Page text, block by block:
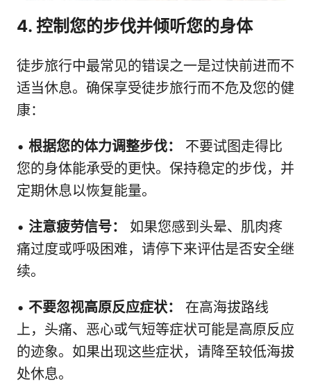
4. 控制您的步伐并倾听您的身体
徒步旅行中最常见的错误之一是过快前进而不
适当休息。确保享受徒步旅行而不危及您的健
康：
• 根据您的体力调整步伐：
不要试图走得比
您的身体能承受的更快。保持稳定的步伐，并
定期休息以恢复能量。
• 注意疲劳信号：
如果您感到头晕、肌肉疼
痛过度或呼吸困难，请停下来评估是否安全继
续。
• 不要忽视高原反应症状：
在高海拔路线
上，头痛、恶心或气短等症状可能是高原反应
的迹象。如果出现这些症状，请降至较低海拔
处休息。